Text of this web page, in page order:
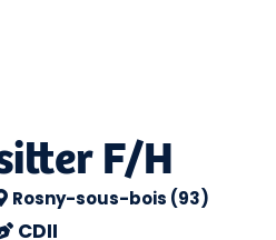
F/H
Rosny-sous-bois (93)
CDII